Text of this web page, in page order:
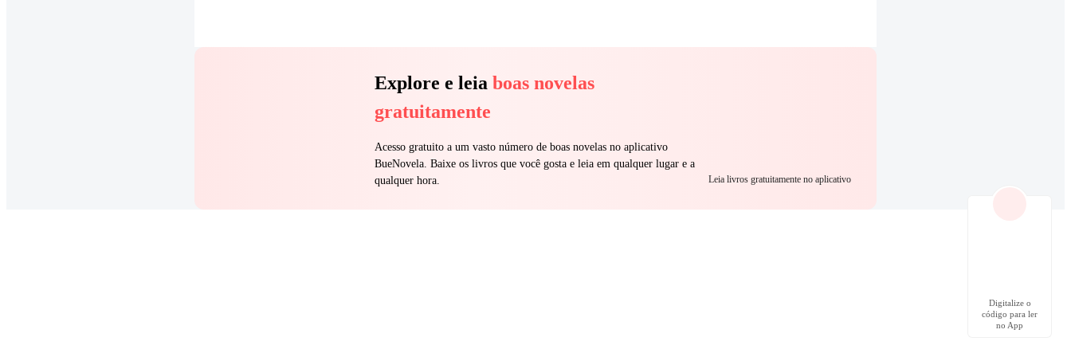
Explore e leia boas novelas
gratuitamente
Acesso gratuito a um vasto número de boas novelas no aplicativo
BueNovela. Baixe os livros que você gosta e leia em qualquer lugar e a
qualquer hora.
Leia livros gratuitamente no aplicativo
Digitalize o
código para ler
no App